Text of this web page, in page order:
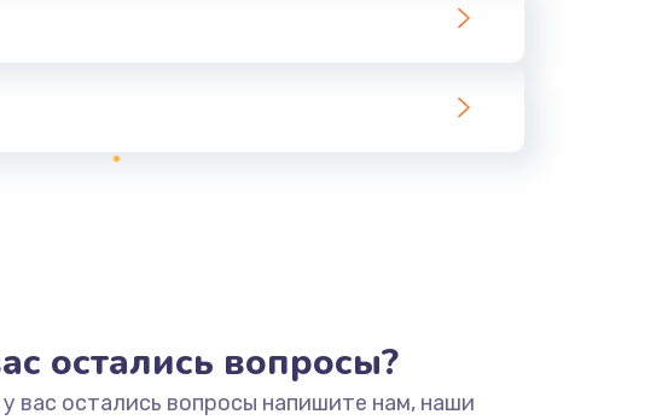
остались вопросы?
вас остались вопросы напишите нам, наши